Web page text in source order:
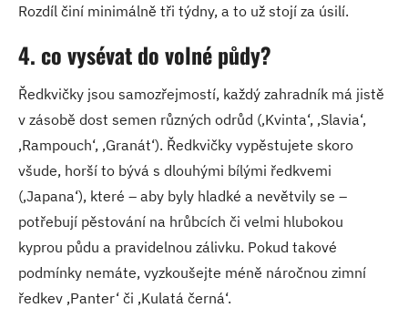
Rozdíl činí minimálně tři týdny, a to už stojí za úsilí.
4. co vysévat do volné půdy?
Ředkvičky jsou samozřejmostí, každý zahradník má jistě
v zásobě dost semen různých odrůd (‚Kvinta‘, ‚Slavia‘,
‚Rampouch‘, ‚Granát‘). Ředkvičky vypěstujete skoro
všude, horší to bývá s dlouhými bílými ředkvemi
(‚Japana‘), které – aby byly hladké a nevětvily se –
potřebují pěstování na hrůbcích či velmi hlubokou
kyprou půdu a pravidelnou zálivku. Pokud takové
podmínky nemáte, vyzkoušejte méně náročnou zimní
ředkev ‚Panter‘ či ‚Kulatá černá‘.